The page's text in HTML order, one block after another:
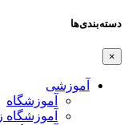
آموزشگاه
آموزشگاه زبان